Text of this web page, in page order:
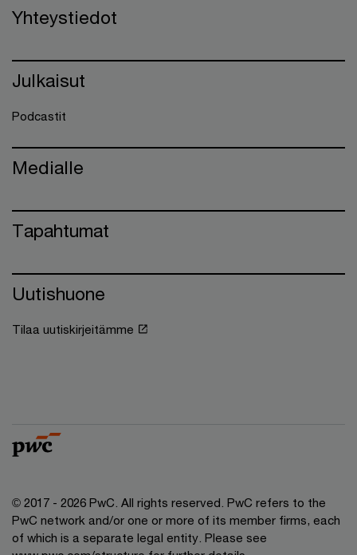
Yhteystiedot
Julkaisut
Podcastit
Medialle
Tapahtumat
Uutishuone
Tilaa uutiskirjeitämme
© 2017 - 2026 PwC. All rights reserved. PwC refers to the
PwC network and/or one or more of its member firms, each
of which is a separate legal entity. Please see